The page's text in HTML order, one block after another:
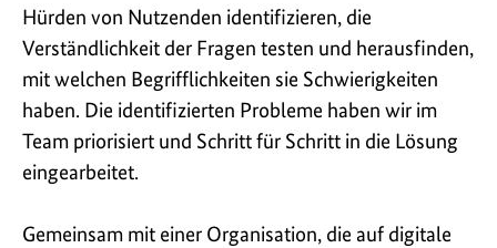
Hürden von Nutzenden identifizieren, die
Verständlichkeit der Fragen testen und herausfinden,
mit welchen Begrifflichkeiten sie Schwierigkeiten
haben. Die identifizierten Probleme haben wir im
Team priorisiert und Schritt für Schritt in die Lösung
eingearbeitet.
Gemeinsam mit einer Organisation, die auf digitale